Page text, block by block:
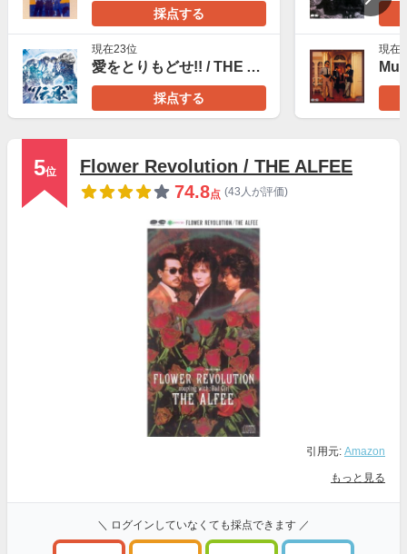
採点する
現在23位
愛をとりもどせ!! / THE ALFEE
採点する
現在
5位
Flower Revolution / THE ALFEE
74.8点 (43人が評価)
引用元: Amazon
もっと見る
＼ ログインしていなくても採点できます ／